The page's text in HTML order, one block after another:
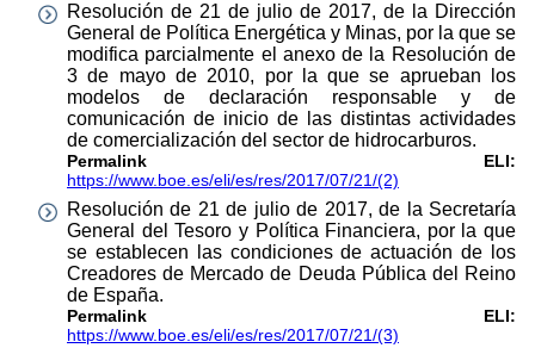
Resolución de 21 de julio de 2017, de la Dirección
General de Política Energética y Minas, por la que se
modifica parcialmente el anexo de la Resolución de
3 de mayo de 2010, por la que se aprueban los
modelos de declaración responsable y de
comunicación de inicio de las distintas actividades
de comercialización del sector de hidrocarburos.
Permalink ELI:
https://www.boe.es/eli/es/res/2017/07/21/(2)
Resolución de 21 de julio de 2017, de la Secretaría
General del Tesoro y Política Financiera, por la que
se establecen las condiciones de actuación de los
Creadores de Mercado de Deuda Pública del Reino
de España.
Permalink ELI:
https://www.boe.es/eli/es/res/2017/07/21/(3)